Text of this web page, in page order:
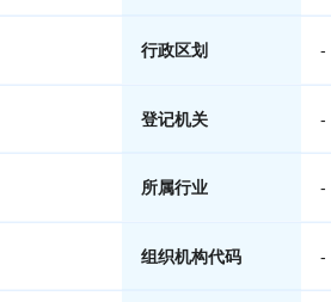
行政区划 -
登记机关 -
所属行业 -
组织机构代码 -